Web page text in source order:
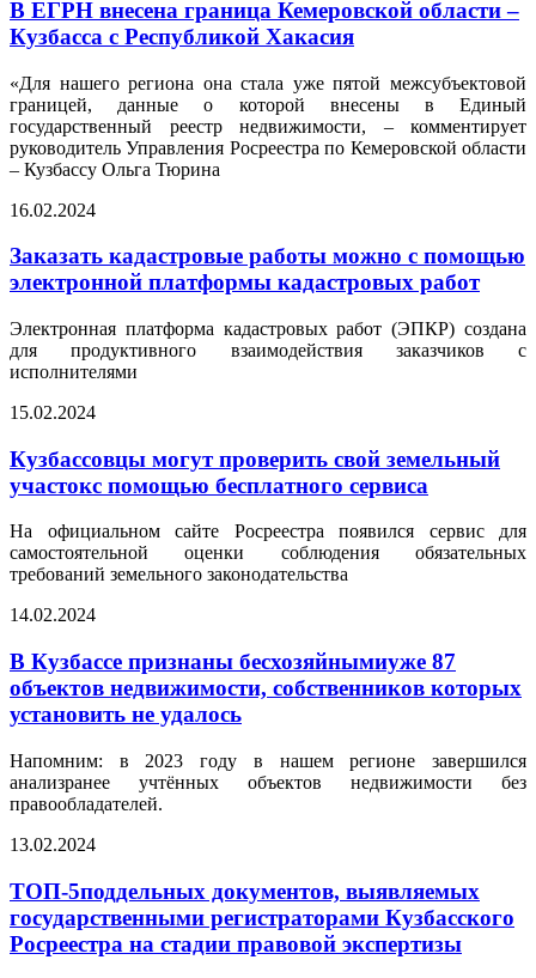
В ЕГРН внесена граница Кемеровской области –
Кузбасса с Республикой Хакасия
«Для нашего региона она стала уже пятой межсубъектовой
границей, данные о которой внесены в Единый
государственный реестр недвижимости, – комментирует
руководитель Управления Росреестра по Кемеровской области
– Кузбассу Ольга Тюрина
16.02.2024
Заказать кадастровые работы можно с помощью
электронной платформы кадастровых работ
Электронная платформа кадастровых работ (ЭПКР) создана
для продуктивного взаимодействия заказчиков с
исполнителями
15.02.2024
Кузбассовцы могут проверить свой земельный
участокс помощью бесплатного сервиса
На официальном сайте Росреестра появился сервис для
самостоятельной оценки соблюдения обязательных
требований земельного законодательства
14.02.2024
В Кузбассе признаны бесхозяйнымиуже 87
объектов недвижимости, собственников которых
установить не удалось
Напомним: в 2023 году в нашем регионе завершился
анализранее учтённых объектов недвижимости без
правообладателей.
13.02.2024
ТОП-5поддельных документов, выявляемых
государственными регистраторами Кузбасского
Росреестра на стадии правовой экспертизы